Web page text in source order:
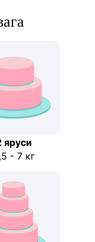
яруси
- 7 кг